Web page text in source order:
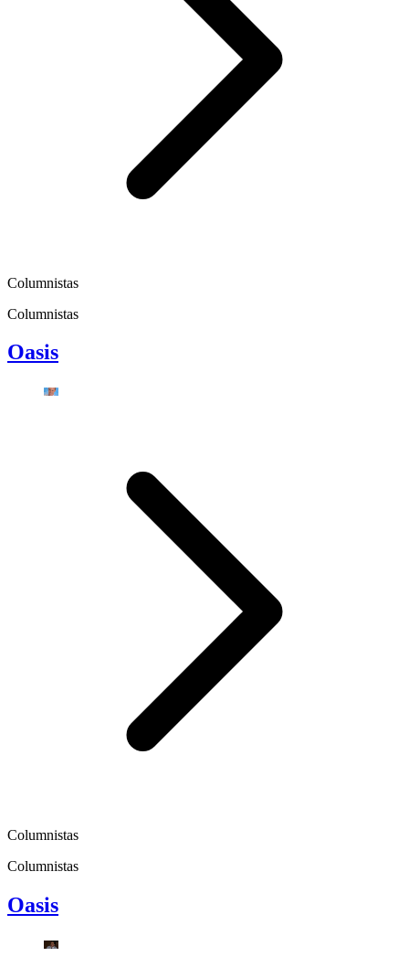
Columnistas
Columnistas
Oasis
Columnistas
Columnistas
Oasis